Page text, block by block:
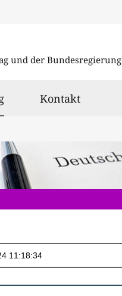
und der Bundesregierung
ausgewählt
Kontakt